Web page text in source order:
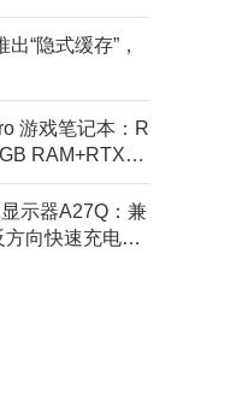
“隐式缓存”，
游戏笔记本：R
RAM+RTX50
示器A27Q：兼
向快速充电，